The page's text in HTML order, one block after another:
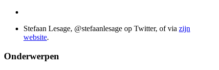
Stefaan Lesage, @stefaanlesage op Twitter, of via zijn
website.
Onderwerpen